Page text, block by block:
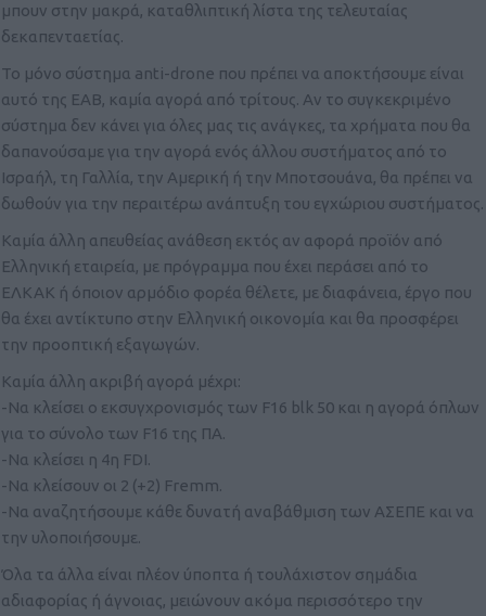
μπουν στην μακρά, καταθλιπτική λίστα της τελευταίας
δεκαπενταετίας.
Το μόνο σύστημα anti-drone που πρέπει να αποκτήσουμε είναι
αυτό της ΕΑΒ, καμία αγορά από τρίτους. Αν το συγκεκριμένο
σύστημα δεν κάνει για όλες μας τις ανάγκες, τα χρήματα που θα
δαπανούσαμε για την αγορά ενός άλλου συστήματος από το
Ισραήλ, τη Γαλλία, την Αμερική ή την Μποτσουάνα, θα πρέπει να
δωθούν για την περαιτέρω ανάπτυξη του εγχώριου συστήματος.
Καμία άλλη απευθείας ανάθεση εκτός αν αφορά προϊόν από
Ελληνική εταιρεία, με πρόγραμμα που έχει περάσει από το
ΕΛΚΑΚ ή όποιον αρμόδιο φορέα θέλετε, με διαφάνεια, έργο που
θα έχει αντίκτυπο στην Ελληνική οικονομία και θα προσφέρει
την προοπτική εξαγωγών.
Καμία άλλη ακριβή αγορά μέχρι:
-Να κλείσει ο εκσυγχρονισμός των F16 blk 50 και η αγορά όπλων
για το σύνολο των F16 της ΠΑ.
-Να κλείσει η 4η FDI.
-Να κλείσουν οι 2 (+2) Fremm.
-Να αναζητήσουμε κάθε δυνατή αναβάθμιση των ΑΣΕΠΕ και να
την υλοποιήσουμε.
Όλα τα άλλα είναι πλέον ύποπτα ή τουλάχιστον σημάδια
αδιαφορίας ή άγνοιας, μειώνουν ακόμα περισσότερο την